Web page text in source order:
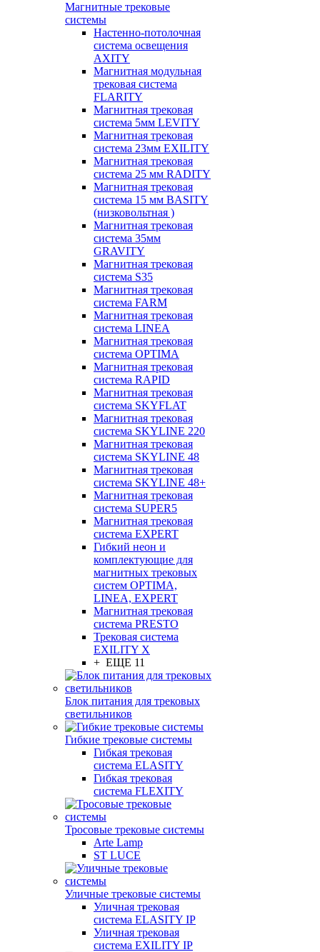
Магнитные трековые
системы
Настенно-потолочная
система освещения
AXITY
Магнитная модульная
трековая система
FLARITY
Магнитная трековая
система 5мм LEVITY
Магнитная трековая
система 23мм EXILITY
Магнитная трековая
система 25 мм RADITY
Магнитная трековая
система 15 мм BASITY
(низковольтная )
Магнитная трековая
система 35мм
GRAVITY
Магнитная трековая
система S35
Магнитная трековая
система FARM
Магнитная трековая
система LINEA
Магнитная трековая
система OPTIMA
Магнитная трековая
система RAPID
Магнитная трековая
система SKYFLAT
Магнитная трековая
система SKYLINE 220
Магнитная трековая
система SKYLINE 48
Магнитная трековая
система SKYLINE 48+
Магнитная трековая
система SUPER5
Магнитная трековая
система EXPERT
Гибкий неон и
комплектующие для
магнитных трековых
систем OPTIMA,
LINEA, EXPERT
Магнитная трековая
система PRESTO
Трековая система
EXILITY X
+ ЕЩЕ 11
Блок питания для трековых
светильников
Гибкие трековые системы
Гибкая трековая
система ELASITY
Гибкая трековая
система FLEXITY
Тросовые трековые системы
Arte Lamp
ST LUCE
Уличные трековые системы
Уличная трековая
система ELASITY IP
Уличная трековая
система EXILITY IP